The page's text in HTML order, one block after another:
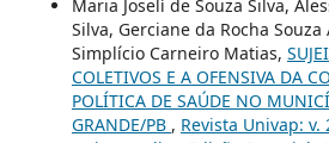
Maria Joselí de Souza Silva,
Silva, Gerciane da Rocha
Simplício Carneiro Matias,
COLETIVOS E A OFENSIVA DA
POLÍTICA DE SAÚDE NO
GRANDE/PB , Revista Univap: v.